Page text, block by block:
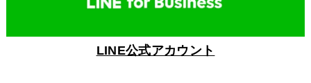
LINE公式アカウント